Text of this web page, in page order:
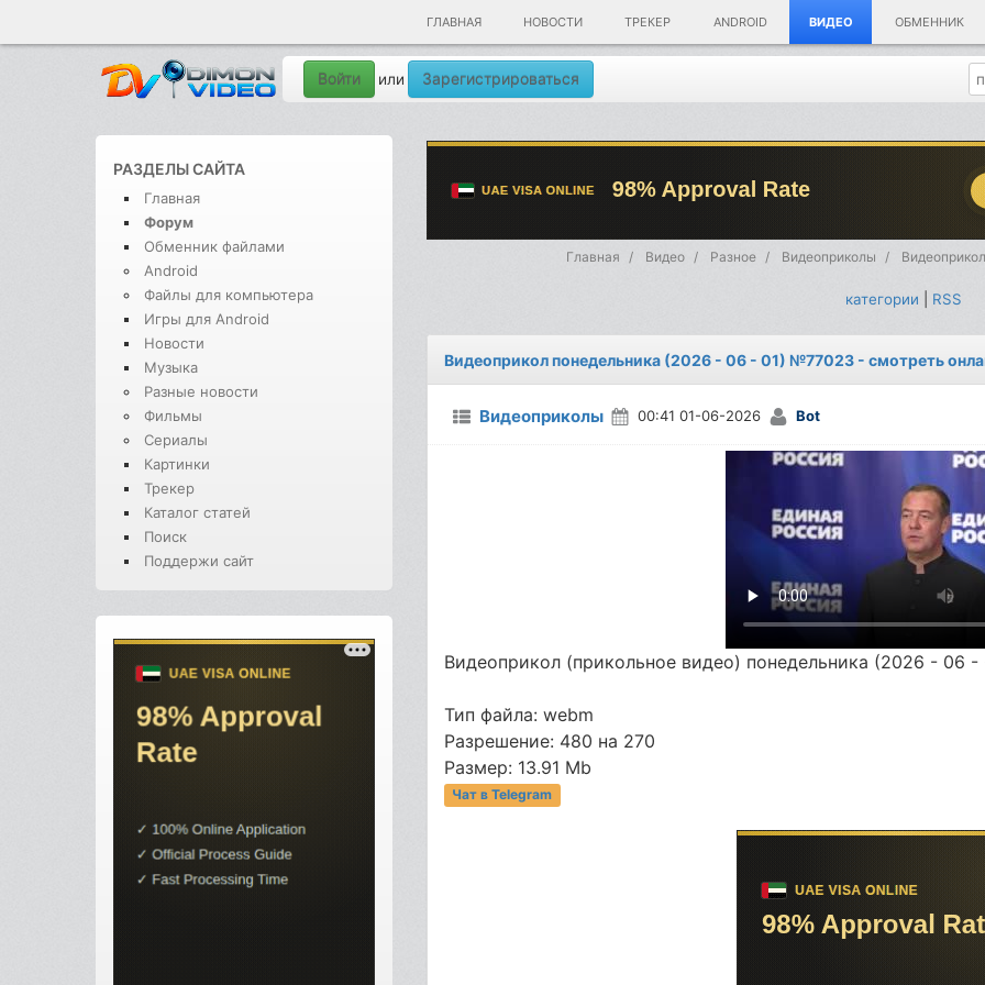
ГЛАВНАЯ НОВОСТИ ТРЕКЕР ANDROID ВИДЕО ОБМЕННИК
Войти или Зарегистрироваться
РАЗДЕЛЫ САЙТА
Главная
Форум
Обменник файлами
Android
Файлы для компьютера
Игры для Android
Новости
Музыка
Разные новости
Фильмы
Сериалы
Картинки
Трекер
Каталог статей
Поиск
Поддержи сайт
Главная Видео Разное Видеоприколы
категории RSS
Видеоприкол понедельника (2026 - 06 - 01) №77023 - смотреть
Видеоприколы 00:41 01-06-2026 Bot
Видеоприкол (прикольное видео) понедельника (2026 - 06 -
Тип файла: webm
Разрешение: 480 на 270
Размер: 13.91 Mb
Чат в Telegram